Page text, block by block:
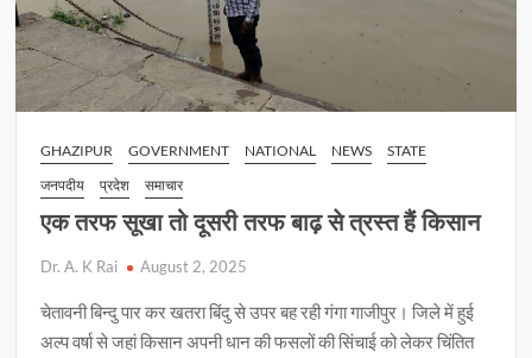
GHAZIPUR GOVERNMENT NATIONAL NEWS
STATE
जनपदीय
प्रदेश समाचार
एक तरफ सूखा तो दूसरी तरफ बाढ़ से त्रस्त हैं किसान
Dr. A. K Rai August 2, 2025
चेतावनी बिन्दु पार कर खतरा बिंदु से उपर बह रही गंगा गाजीपुर। जिले में हुई
अल्प वर्षा से जहां किसान अपनी धान की फसलों की सिंचाई को लेकर चिंतित